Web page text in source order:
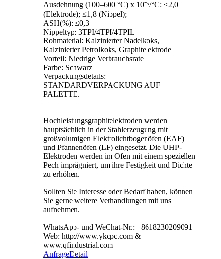
Ausdehnung (100–600 °C) x 10⁻⁶/°C: ≤2,0
(Elektrode); ≤1,8 (Nippel);
ASH(%): ≤0,3
Nippeltyp: 3TPI/4TPI/4TPIL
Rohmaterial: Kalzinierter Nadelkoks,
Kalzinierter Petrolkoks, Graphitelektrode
Vorteil: Niedrige Verbrauchsrate
Farbe: Schwarz
Verpackungsdetails:
STANDARDVERPACKUNG AUF
PALETTE.
Hochleistungsgraphitelektroden werden
hauptsächlich in der Stahlerzeugung mit
großvolumigen Elektrolichtbogenöfen (EAF)
und Pfannenöfen (LF) eingesetzt. Die UHP-
Elektroden werden im Ofen mit einem speziellen
Pech imprägniert, um ihre Festigkeit und Dichte
zu erhöhen.
Sollten Sie Interesse oder Bedarf haben, können
Sie gerne weitere Verhandlungen mit uns
aufnehmen.
WhatsApp- und WeChat-Nr.: +8618230209091
Web: http://www.ykcpc.com &
www.qfindustrial.com
AnfrageDetail